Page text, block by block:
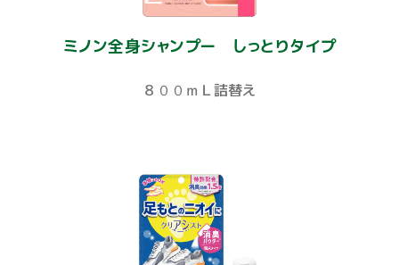
ミノン全身シャンプー しっとりタイプ
８００ｍＬ詰替え